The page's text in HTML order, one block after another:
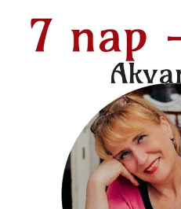
1 year ago
Helen
könyvajánló